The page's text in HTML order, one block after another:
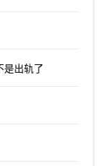
是出轨了